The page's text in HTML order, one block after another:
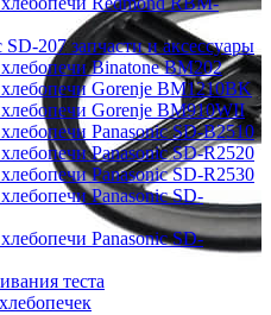
SD-207 запчасти и аксессуары
Binatone BM202
хлебопечи Gorenje BM1210BK
хлебопечи Gorenje BM910WII
Panasonic SD-B2510
Panasonic SD-R2520
Panasonic SD-R2530
Panasonic SD-
Panasonic SD-
теста